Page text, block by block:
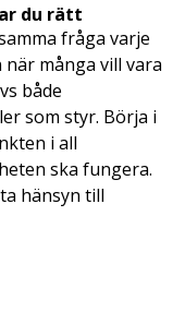
du rätt
fråga varje
många vill vara
både
som styr. Börja i
i all
ska fungera.
hänsyn till